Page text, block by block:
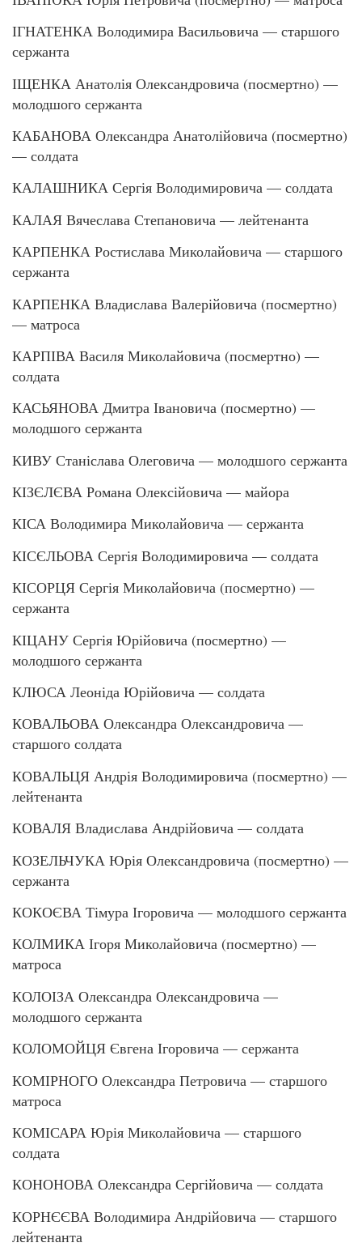
ІГНАТЕНКА Володимира Васильовича — старшого
сержанта
ІЩЕНКА Анатолія Олександровича (посмертно) —
молодшого сержанта
КАБАНОВА Олександра Анатолійовича (посмертно)
— солдата
КАЛАШНИКА Сергія Володимировича — солдата
КАЛАЯ Вячеслава Степановича — лейтенанта
КАРПЕНКА Ростислава Миколайовича — старшого
сержанта
КАРПЕНКА Владислава Валерійовича (посмертно)
— матроса
КАРПІВА Василя Миколайовича (посмертно) —
солдата
КАСЬЯНОВА Дмитра Івановича (посмертно) —
молодшого сержанта
КИВУ Станіслава Олеговича — молодшого сержанта
КІЗЄЛЄВА Романа Олексійовича — майора
КІСА Володимира Миколайовича — сержанта
КІСЄЛЬОВА Сергія Володимировича — солдата
КІСОРЦЯ Сергія Миколайовича (посмертно) —
сержанта
КІЦАНУ Сергія Юрійовича (посмертно) —
молодшого сержанта
КЛЮСА Леоніда Юрійовича — солдата
КОВАЛЬОВА Олександра Олександровича —
старшого солдата
КОВАЛЬЦЯ Андрія Володимировича (посмертно) —
лейтенанта
КОВАЛЯ Владислава Андрійовича — солдата
КОЗЕЛЬЧУКА Юрія Олександровича (посмертно) —
сержанта
КОКОЄВА Тімура Ігоровича — молодшого сержанта
КОЛМИКА Ігоря Миколайовича (посмертно) —
матроса
КОЛОІЗА Олександра Олександровича —
молодшого сержанта
КОЛОМОЙЦЯ Євгена Ігоровича — сержанта
КОМІРНОГО Олександра Петровича — старшого
матроса
КОМІСАРА Юрія Миколайовича — старшого
солдата
КОНОНОВА Олександра Сергійовича — солдата
КОРНЄЄВА Володимира Андрійовича — старшого
лейтенанта